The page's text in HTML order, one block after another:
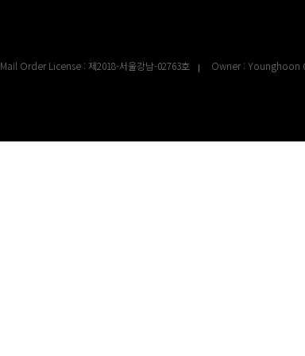
Mail Order License : 제2018-서울강남-02763호
Owner : Younghoon